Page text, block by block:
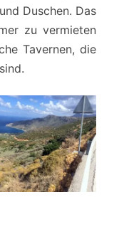
Duschen. Das
zu vermieten
Tavernen, die